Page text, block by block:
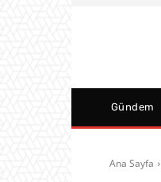
Gündem
Ana Sayfa